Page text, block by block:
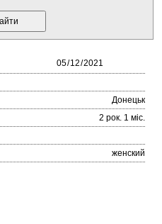
Донецьк
2 рок. 1 міc.
женский